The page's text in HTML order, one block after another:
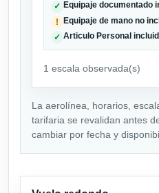
✓ Equipaje documentado
! Equipaje de mano no
✓ Articulo Personal
1 escala observada(s)
La aerolínea, horarios,
tarifaria se revalidan antes
cambiar por fecha y